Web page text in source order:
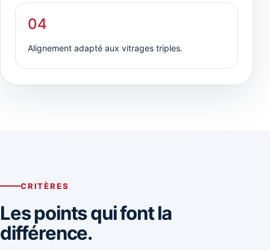
04
Alignement adapté aux vitrages triples.
CRITÈRES
Les points qui font la
différence.